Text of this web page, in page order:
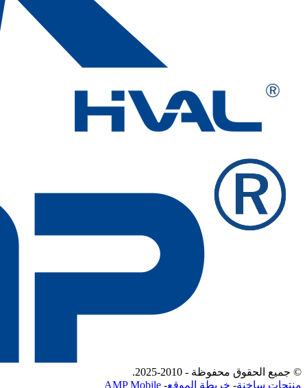
© جميع الحقوق محفوظة - 2010-2025.
منتجات ساخنة- خريطة الموقع-
AMP Mobile